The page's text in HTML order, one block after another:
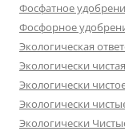
Фосфатное
Фосфорное
Экологическая
Экологически
Экологически
Экологически
Экологически